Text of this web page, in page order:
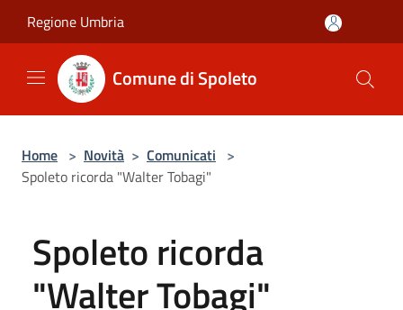
Regione Umbria
Comune di Spoleto
Home > Novità > Comunicati >
Spoleto ricorda "Walter Tobagi"
Spoleto ricorda
"Walter Tobagi"